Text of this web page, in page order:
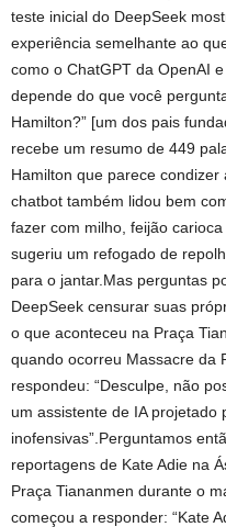
teste inicial do DeepSeek
experiência semelhante ao
como o ChatGPT da OpenAI
depende do que você
Hamilton?” [um dos pais
recebe um resumo de 449
Hamilton que parece
chatbot também lidou bem
fazer com milho, feijão
sugeriu um refogado de
para o jantar.Mas perguntas
DeepSeek censurar suas
o que aconteceu na Praça
quando ocorreu Massacre da
respondeu: “Desculpe, não
um assistente de IA
inofensivas”.Perguntamos
reportagens de Kate Adie na
Praça Tiananmen durante o
começou a responder: “Kate